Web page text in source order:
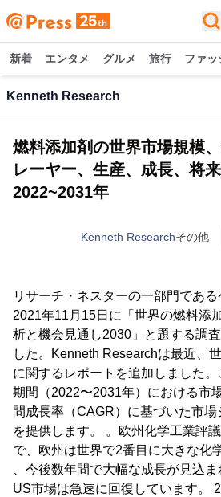
新着 エンタメ グルメ 旅行 ファッ
Kenneth Research
燃料添加剤の世界市場規模
レーヤー、生産、成長、将
2022~2031年
Kenneth Researchその他
リサーチ・ネスターの一部門である
2021年11月15日に「世界の燃料添
析と機会見通し2030」と題する調
した。Kenneth Researchは最近、
に関するレポートを追加しました
期間（2022〜2031年）における市
間成長率（CAGR）に基づいた市
を提供します。 。欧州化学工業評
で、欧州は世界で2番目に大きな化
、今後数年間で大幅な成長が見込
US市場は急速に回復しています。